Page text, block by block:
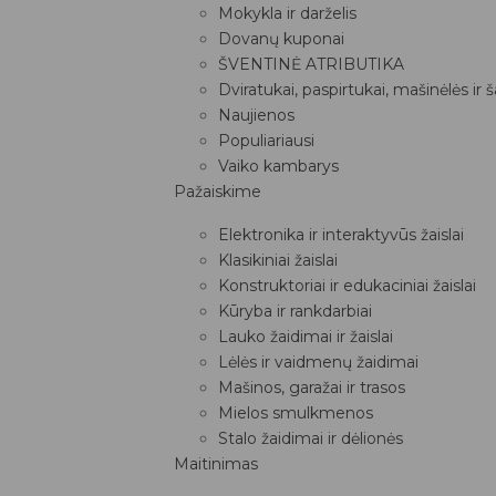
Mokykla ir darželis
Dovanų kuponai
ŠVENTINĖ ATRIBUTIKA
Dviratukai, paspirtukai, mašinėlės ir
Naujienos
Populiariausi
Vaiko kambarys
Pažaiskime
Elektronika ir interaktyvūs žaislai
Klasikiniai žaislai
Konstruktoriai ir edukaciniai žaislai
Kūryba ir rankdarbiai
Lauko žaidimai ir žaislai
Lėlės ir vaidmenų žaidimai
Mašinos, garažai ir trasos
Mielos smulkmenos
Stalo žaidimai ir dėlionės
Maitinimas